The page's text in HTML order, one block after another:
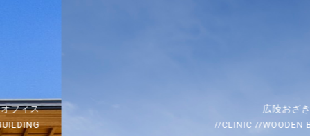
広陵おざき動物病院
//CLINIC //WOODEN BUILDING